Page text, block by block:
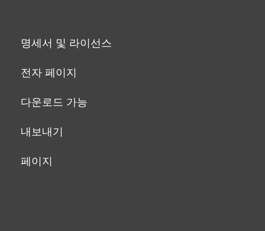
명세서 및 라이선스
전자 페이지
다운로드 가능
내보내기
페이지